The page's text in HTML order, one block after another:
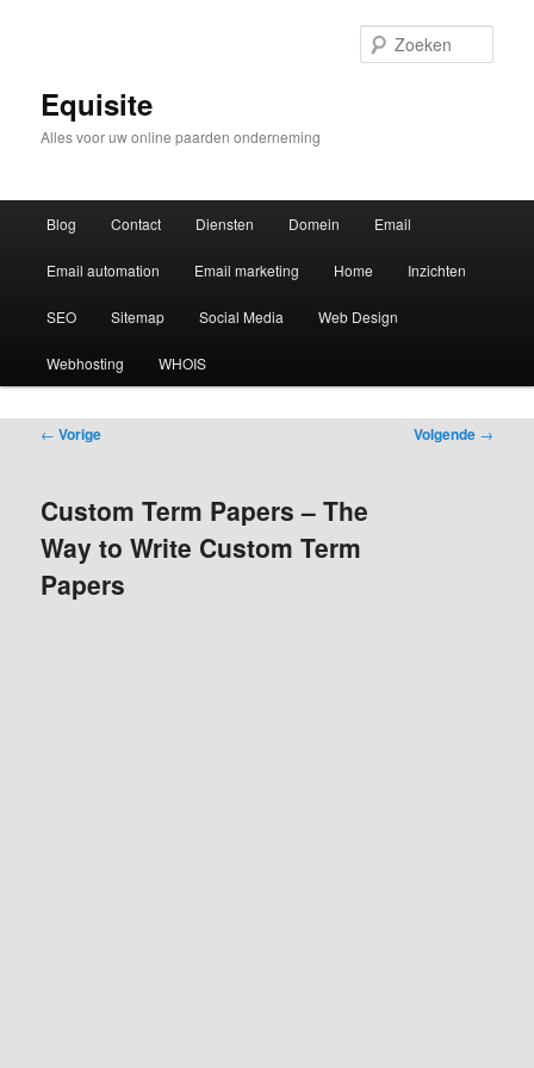
Equisite
Alles voor uw online paarden onderneming
Blog Contact Diensten Domein Email
Email automation Email marketing Home Inzichten
SEO Sitemap Social Media Web Design
Webhosting WHOIS
Bericht
← Vorige Volgende →
Custom Term Papers – The
Way to Write Custom Term
Papers